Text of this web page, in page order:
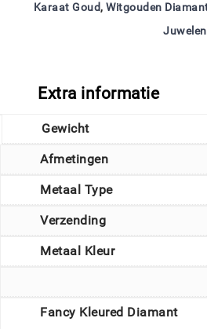
Karaat Goud,Witgouden
Juwelen
Extra informatie
Gewicht
Afmetingen
Metaal Type
Verzending
Metaal Kleur
Fancy Kleured Diamant